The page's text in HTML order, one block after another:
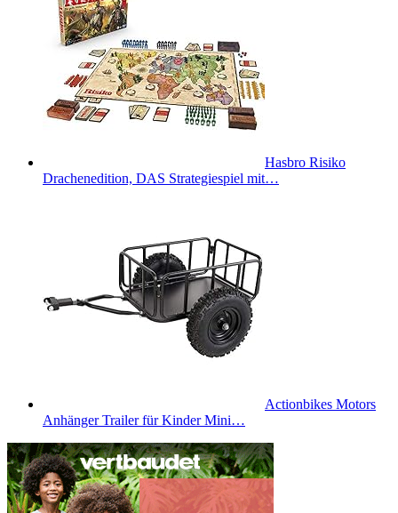
Hasbro Risiko
Drachenedition, DAS Strategiespiel mit…
Actionbikes Motors
Anhänger Trailer für Kinder Mini…